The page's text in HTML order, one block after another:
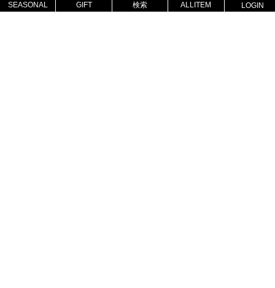
SEASONAL GIFT 検索 ALLITEM LOGIN